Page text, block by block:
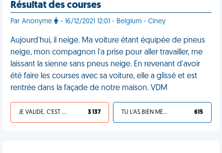
Résultat des courses
Par Anonyme - 16/12/2021 12:01 - Belgium - Ciney
Aujourd'hui, il neige. Ma voiture étant équipée de pneus
neige, mon compagnon l'a prise pour aller travailler, me
laissant la sienne sans pneus neige. En revenant d'avoir
été faire les courses avec sa voiture, elle a glissé et est
rentrée dans la façade de notre maison. VDM
JE VALIDE, C'EST UNE VDM 3 137 TU L'AS BIEN MÉRITÉ 615